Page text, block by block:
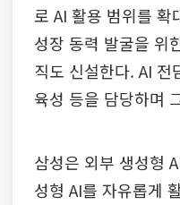
로 AI 활용 범위를
성장 동력 발굴을 위
직도 신설한다. AI 전
육성 등을 담당하며
삼성은 외부 생성형
성형 AI를 자유롭게